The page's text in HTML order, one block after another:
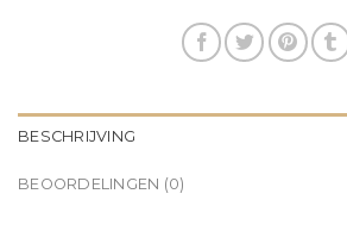
BESCHRIJVING
BEOORDELINGEN (0)